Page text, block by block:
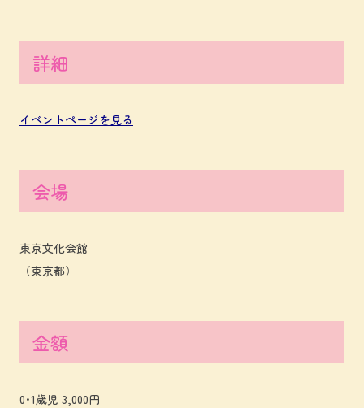
詳細
イベントページを見る
会場
東京文化会館
（東京都）
金額
0･1歳児 3,000円